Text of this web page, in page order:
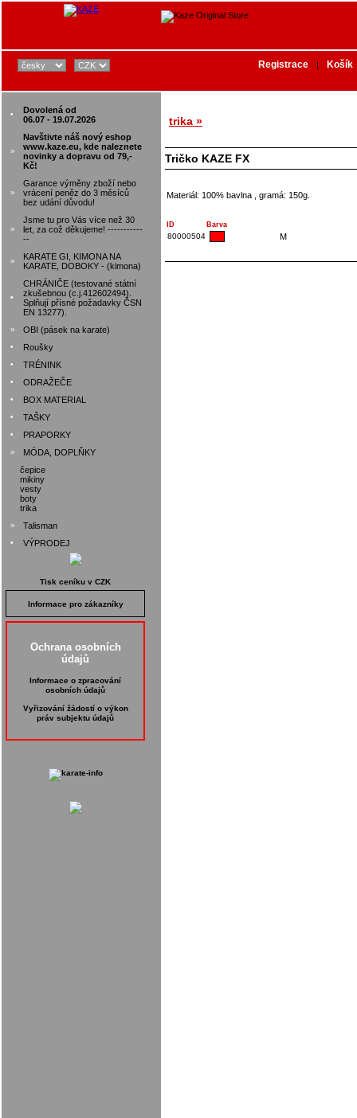
•
Dovolená od
06.07 - 19.07.2026
»
Navštivte náš nový eshop
www.kaze.eu, kde naleznete
novinky a dopravu od 79,-
Kč!
»
Garance výměny zboží nebo
vrácení peněz do 3 měsíců
bez udání důvodu!
»
Jsme tu pro Vás více než 30
let, za což děkujeme! -----------
--
»
KARATE GI, KIMONA NA
KARATE, DOBOKY - (kimona)
•
CHRÁNIČE (testované státní
zkušebnou (c.j.412602494).
Splňují přísné požadavky ČSN
EN 13277).
» OBI (pásek na karate)
• Roušky
• TRÉNINK
• ODRAŽEČE
• BOX MATERIAL
• TAŠKY
• PRAPORKY
»
MÓDA, DOPLŇKY
čepice
mikiny
vesty
boty
trika
» Talisman
• VÝPRODEJ
Tisk ceníku v CZK
Informace pro zákazníky
Ochrana osobních
údajů
Informace o zpracování
osobních údajů
Vyřizování žádostí o výkon
práv subjektu údajů
Registrace | Košík
trika »
Tričko KAZE FX
Materiál: 100% bavlna , gramá: 150g.
ID Barva
80000504 M